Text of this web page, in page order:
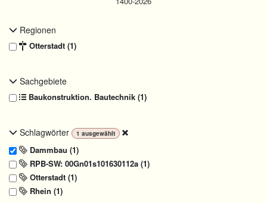
Regionen
Otterstadt (1)
Sachgebiete
Baukonstruktion. Bautechnik (1)
Schlagwörter 1 ausgewählt
Dammbau (1)
RPB-SW: 00Gn01s101630112a (1)
Otterstadt (1)
Rhein (1)